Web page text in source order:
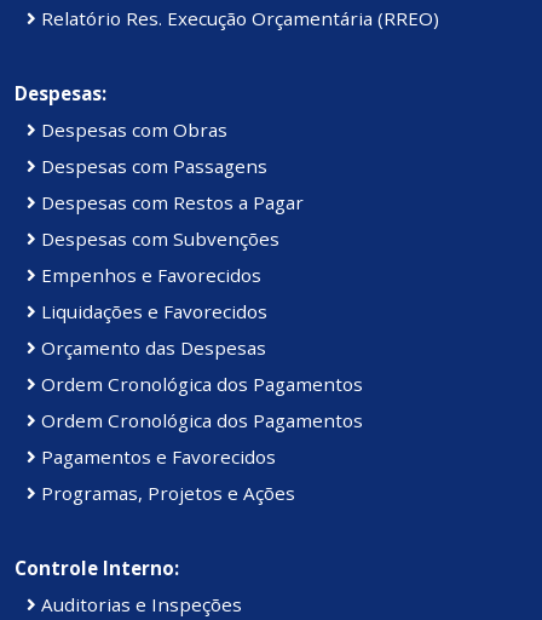
Relatório Res. Execução Orçamentária (RREO)
Despesas:
Despesas com Obras
Despesas com Passagens
Despesas com Restos a Pagar
Despesas com Subvenções
Empenhos e Favorecidos
Liquidações e Favorecidos
Orçamento das Despesas
Ordem Cronológica dos Pagamentos
Ordem Cronológica dos Pagamentos
Pagamentos e Favorecidos
Programas, Projetos e Ações
Controle Interno:
Auditorias e Inspeções